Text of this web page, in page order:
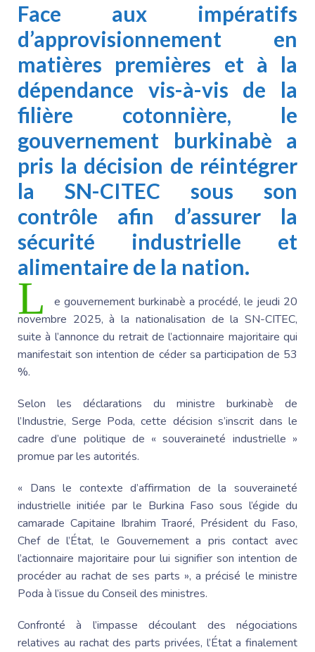
Face aux impératifs
d’approvisionnement en
matières premières et à la
dépendance vis-à-vis de la
filière cotonnière, le
gouvernement burkinabè a
pris la décision de réintégrer
la SN-CITEC sous son
contrôle afin d’assurer la
sécurité industrielle et
alimentaire de la nation.
L
e gouvernement burkinabè a procédé, le jeudi 20
novembre 2025, à la nationalisation de la SN-CITEC,
suite à l’annonce du retrait de l’actionnaire majoritaire qui
manifestait son intention de céder sa participation de 53
%.
Selon les déclarations du ministre burkinabè de
l’Industrie,Serge Poda, cette décision s’inscrit dans le
cadre d’une politique de « souveraineté industrielle »
promue par les autorités.
« Dans le contexte d’affirmation de la souveraineté
industrielle initiée par le Burkina Faso sous l’égide du
camarade Capitaine Ibrahim Traoré, Président du Faso,
Chef de l’État, le Gouvernement a pris contact avec
l’actionnaire majoritaire pour lui signifier son intention de
procéder au rachat de ses parts », a précisé le ministre
Poda à l’issue du Conseil des ministres.
Confronté à l’impasse découlant des négociations
relatives au rachat des parts privées, l’État a finalement